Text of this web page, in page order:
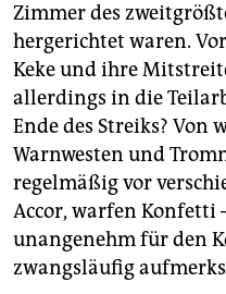
Zimmer des
hergerichtet waren.
Keke und ihre
allerdings in die
Ende des Streiks? Von
Warnwesten und
regelmäßig vor
Accor, warfen Konfetti
unangenehm für den
zwangsläufig